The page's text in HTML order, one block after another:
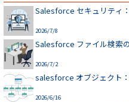
Salesforce セキュリティ
2026/7/8
Salesforce ファイル検索
2026/7/2
salesforce オブジェクト
2026/6/16